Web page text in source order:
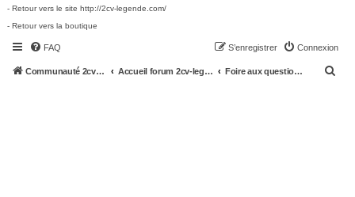
- Retour vers le site http://2cv-legende.com/
- Retour vers la boutique
FAQ Connexion
S’enregistrer
Communauté 2cv-legende.com Accueil forum 2cv-legende.com Foire aux questions (Questions posées fréquemment)